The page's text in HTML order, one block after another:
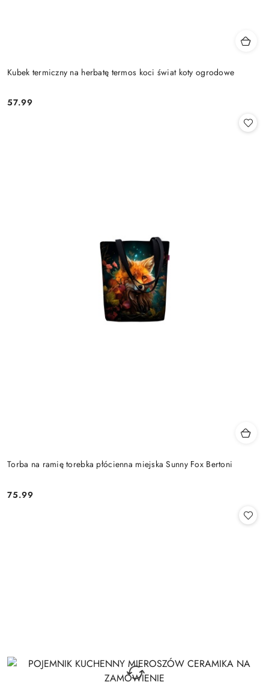
Kubek termiczny na herbatę termos koci świat koty ogrodowe
Cena:
57.99
Torba na ramię torebka płócienna miejska Sunny Fox Bertoni
Cena:
75.99